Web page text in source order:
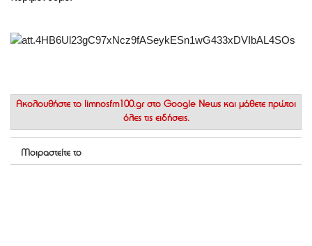
Ακολουθήστε το limnosfm100.gr στο Google News και μάθετε πρώτοι
όλες τις ειδήσεις.
Μοιραστείτε το